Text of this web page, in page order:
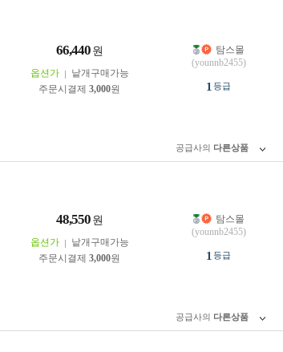
66,440 원
옵션가
낱개구매가능
주문시결제 3,000원
탐스몰
(younnb2455)
1 등급
공급사의 다른상품
48,550 원
옵션가
낱개구매가능
주문시결제 3,000원
탐스몰
(younnb2455)
1 등급
공급사의 다른상품